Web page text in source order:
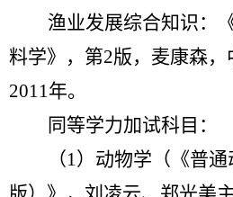
渔业发展综合知识：
料学》，第2版，麦康森，
2011年。
同等学力加试科目：
（1）动物学（《普